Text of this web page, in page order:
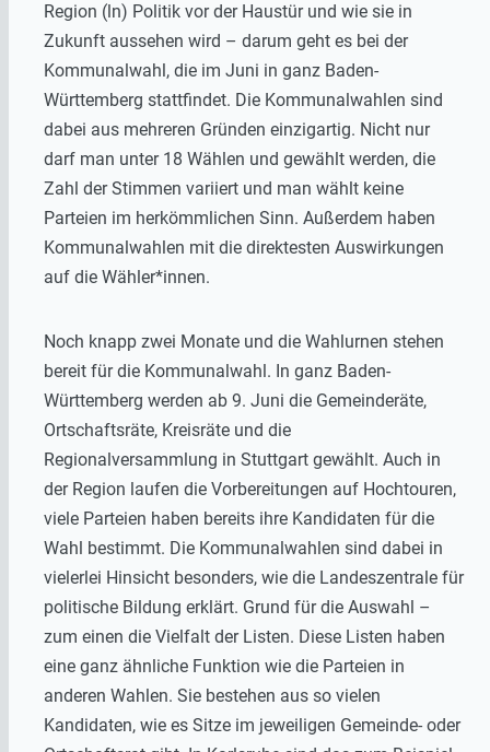
Region (ln) Politik vor der Haustür und wie sie in
Zukunft aussehen wird – darum geht es bei der
Kommunalwahl, die im Juni in ganz Baden-
Württemberg stattfindet. Die Kommunalwahlen sind
dabei aus mehreren Gründen einzigartig. Nicht nur
darf man unter 18 Wählen und gewählt werden, die
Zahl der Stimmen variiert und man wählt keine
Parteien im herkömmlichen Sinn. Außerdem haben
Kommunalwahlen mit die direktesten Auswirkungen
auf die Wähler*innen.
Noch knapp zwei Monate und die Wahlurnen stehen
bereit für die Kommunalwahl. In ganz Baden-
Württemberg werden ab 9. Juni die Gemeinderäte,
Ortschaftsräte, Kreisräte und die
Regionalversammlung in Stuttgart gewählt. Auch in
der Region laufen die Vorbereitungen auf Hochtouren,
viele Parteien haben bereits ihre Kandidaten für die
Wahl bestimmt. Die Kommunalwahlen sind dabei in
vielerlei Hinsicht besonders, wie die Landeszentrale für
politische Bildung erklärt. Grund für die Auswahl –
zum einen die Vielfalt der Listen. Diese Listen haben
eine ganz ähnliche Funktion wie die Parteien in
anderen Wahlen. Sie bestehen aus so vielen
Kandidaten, wie es Sitze im jeweiligen Gemeinde- oder